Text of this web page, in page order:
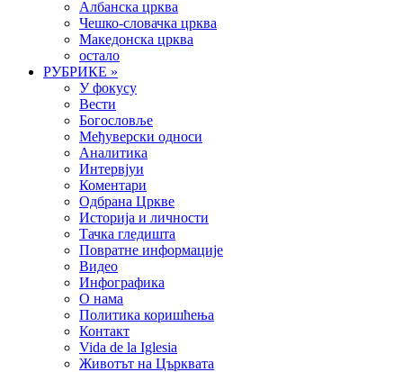
Албанска црква
Чешко-словачка црква
Македонска црква
остало
РУБРИКЕ »
У фокусу
Вести
Богословље
Међуверски односи
Аналитика
Интервјуи
Коментари
Одбрана Цркве
Историја и личности
Тачка гледишта
Повратне информације
Видео
Инфографика
О нама
Политика коришћења
Контакт
Vida de la Iglesia
Животът на Църквата